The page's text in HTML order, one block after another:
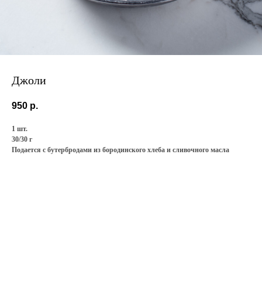
Джоли
950 р.
1 шт.
30/30 г
Подается с бутербродами из бородинского хлеба и сливочного масла